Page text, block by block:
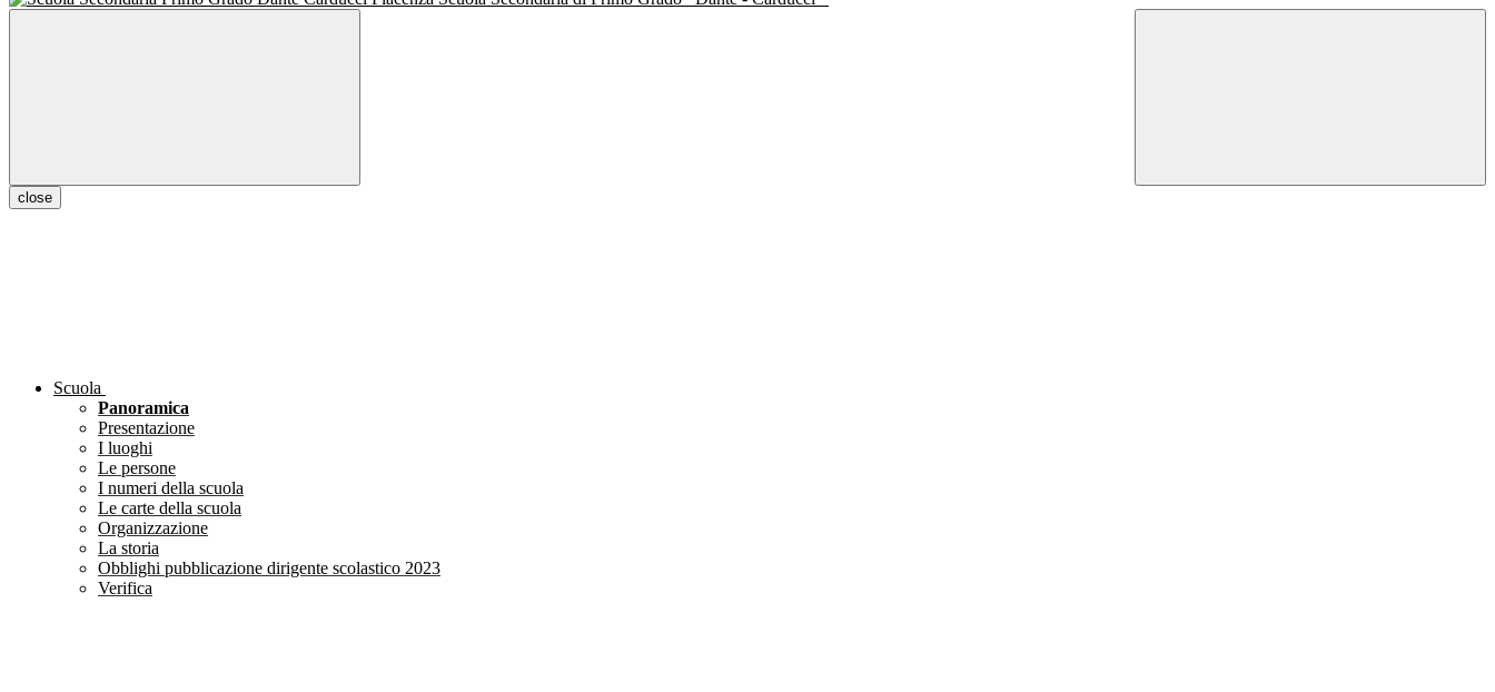
close
Scuola
Panoramica
Presentazione
I luoghi
Le persone
I numeri della scuola
Le carte della scuola
Organizzazione
La storia
Obblighi pubblicazione dirigente scolastico 2023
Verifica